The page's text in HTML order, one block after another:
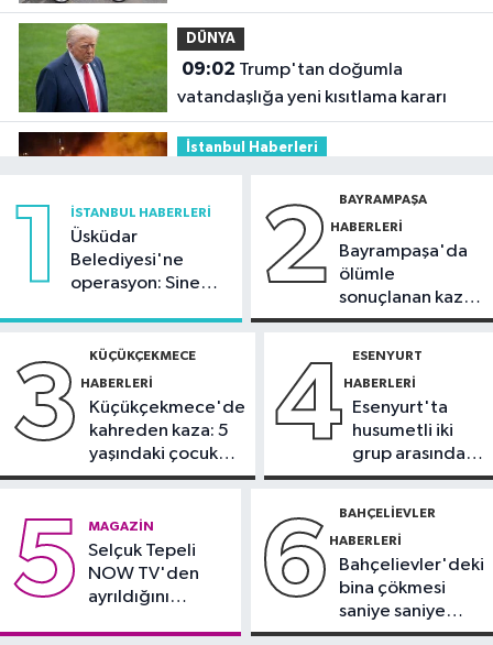
DÜNYA
09:02
vatandaşlığa yeni kısıtlama kararı
İstanbul Haberleri
Peş peşe patlamalar paniğe neden
21:48
Suudi Arabistan'ı ziyaret edecek
Spor
hazırlık maçında FOMGET'i 3-1
mağlup etti
ve oğlunun heykeli bulundu
1 İSTANBUL HABERLERI
Üsküdar
Belediyesi'ne
operasyon: Sinem
2 BAYRAMPAŞA
HABERLERI
Bayrampaşa'da
ölümle
sonuçlanan kaza:
Sürücü
3 KÜÇÜKÇEKMECE
HABERLERI
Küçükçekmece'de
kahreden kaza: 5
yaşındaki çocuk
yoğun bakımda
4 ESENYURT
HABERLERI
Esenyurt'ta
husumetli iki
grup arasında
silahlı kavga
5 MAGAZIN
Selçuk Tepeli
NOW TV'den
ayrıldığını
6 BAHÇELIEVLER
HABERLERI
Bahçelievler'deki
bina çökmesi
saniye saniye
görüntülendi